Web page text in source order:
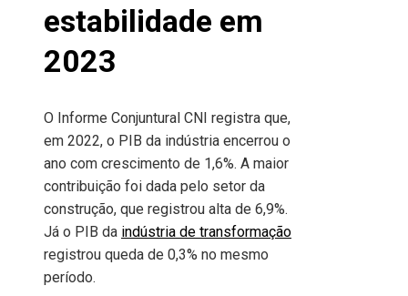
estabilidade em
2023
O Informe Conjuntural CNI registra que,
em 2022, o PIB da indústria encerrou o
ano com crescimento de 1,6%. A maior
contribuição foi dada pelo setor da
construção, que registrou alta de 6,9%.
Já o PIB da indústria de transformação
registrou queda de 0,3% no mesmo
período.